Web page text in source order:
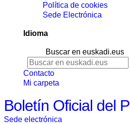
Política de cookies
Sede Electrónica
Idioma
Buscar en euskadi.eus
Contacto
Mi carpeta
Boletín Oficial del
Sede electrónica